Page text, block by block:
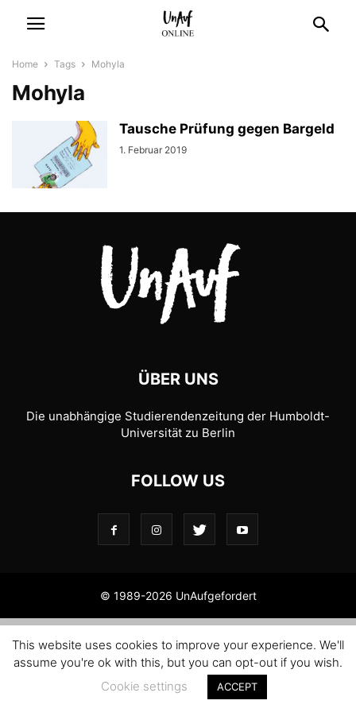
Home Tags Mohyla
Mohyla
Tausche Prüfung gegen Bargeld
1. Februar 2019
ÜBER UNS
Die unabhängige Studierendenzeitung der Humboldt-
Universität zu Berlin
FOLLOW US
© 1989-2026 UnAufgefordert
This website uses cookies to improve your experience. We'll
assume you're ok with this, but you can opt-out if you wish.
Cookie settings
ACCEPT